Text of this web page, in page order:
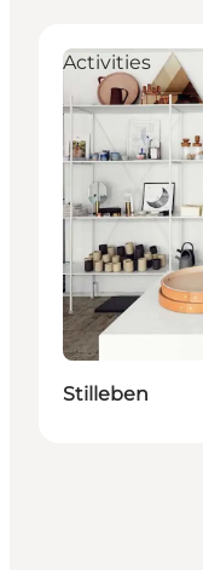
Activities
Stilleben